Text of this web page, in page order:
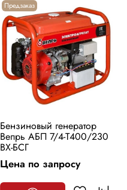
Предзаказ
Бензиновый генератор
Вепрь АБП 7/4-Т400/230
ВХ-БСГ
Цена по запросу